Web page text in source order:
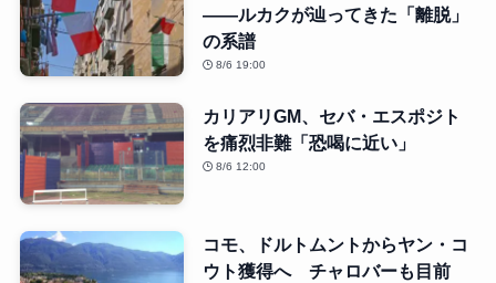
――ルカクが辿ってきた「離脱」
の系譜
8/6 19:00
カリアリGM、セバ・エスポジト
を痛烈非難「恐喝に近い」
8/6 12:00
コモ、ドルトムントからヤン・コ
ウト獲得へ チャロバーも目前